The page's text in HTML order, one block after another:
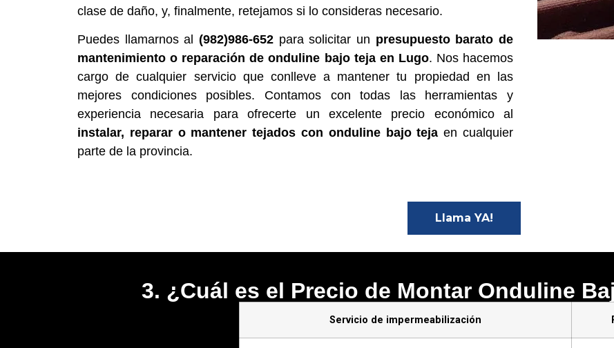
clase de daño, y, finalmente, retejamos si lo consideras necesario.
Puedes llamarnos al (982)986-652 para solicitar un presupuesto barato de
mantenimiento o reparación de onduline bajo teja en Lugo. Nos hacemos
cargo de cualquier servicio que conlleve a mantener tu propiedad en las
mejores condiciones posibles. Contamos con todas las herramientas y
experiencia necesaria para ofrecerte un excelente precio económico al
instalar, reparar o mantener tejados con onduline bajo tejaen cualquier
parte de la provincia.
Llama YA!
3. ¿Cuál es el Precio de Montar Onduline
Servicio de impermeabilización